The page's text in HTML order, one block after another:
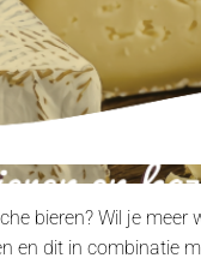
bieren? Wil je
en dit in combinatie